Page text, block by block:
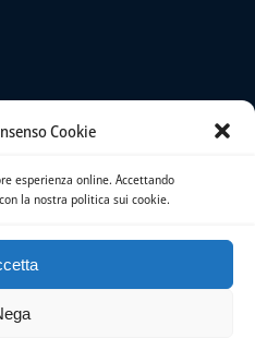
Cookie
esperienza online. Accettando
la nostra politica sui cookie.
Reg. Imp. Latina 01526080591 -
AGCOM